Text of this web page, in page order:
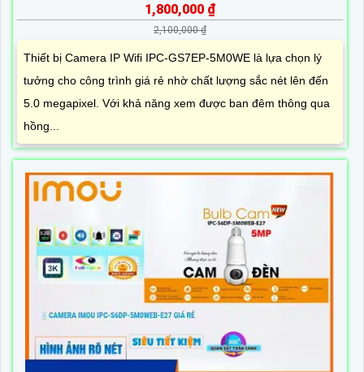
1,800,000 ₫
2,100,000 ₫
Thiết bị Camera IP Wifi IPC-GS7EP-5M0WE là lựa chọn lý
tưởng cho công trình giá rẻ nhờ chất lượng sắc nét lên đến
5.0 megapixel. Với khả năng xem được ban đêm thông qua
hồng...